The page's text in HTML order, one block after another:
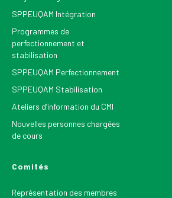
SPPEUQAM Intégration
Programmes de
perfectionnement et
stabilisation
SPPEUQAM Perfectionnement
SPPEUQAM Stabilisation
Ateliers d’information du CMI
Nouvelles personnes chargées
de cours
Comités
Représentation des membres